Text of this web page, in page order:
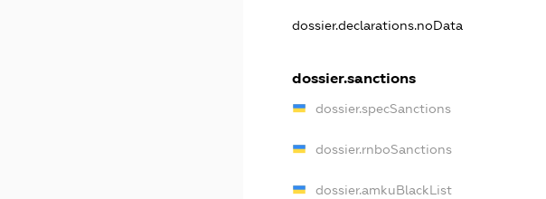
dossier.declarations.noData
dossier.sanctions
dossier.specSanctions
dossier.rnboSanctions
dossier.amkuBlackList